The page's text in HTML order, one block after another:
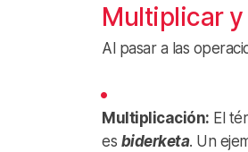
Multiplicar
Al pasar a las
Multiplicación: El
es biderketa. Un